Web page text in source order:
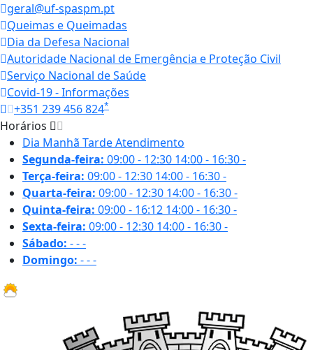
geral@uf-spaspm.pt
Queimas e Queimadas
Dia da Defesa Nacional
Autoridade Nacional de Emergência e Proteção Civil
Serviço Nacional de Saúde
Covid-19 - Informações
+351 239 456 824*
Horários
Dia Manhã TardeAtendimento
Segunda-feira: 09:00 - 12:30 14:00 - 16:30-
Terça-feira: 09:00 - 12:30 14:00 - 16:30-
Quarta-feira: 09:00 - 12:30 14:00 - 16:30-
Quinta-feira: 09:00 - 16:12 14:00 - 16:30-
Sexta-feira: 09:00 - 12:30 14:00 - 16:30-
Sábado: ---
Domingo: ---